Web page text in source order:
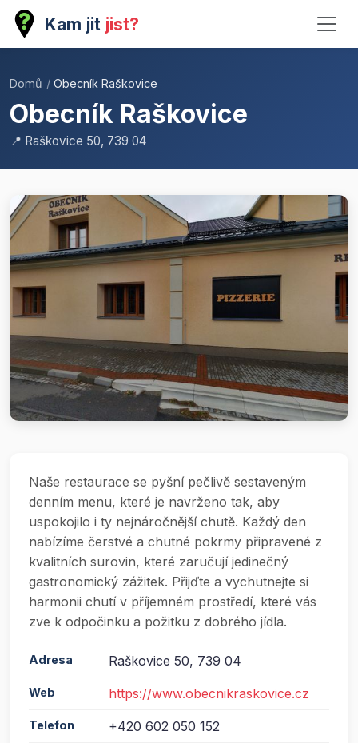
Kam jit jist?
Domů / Obecník Raškovice
Obecník Raškovice
📍 Raškovice 50, 739 04
Naše restaurace se pyšní pečlivě sestaveným
denním menu, které je navrženo tak, aby
uspokojilo i ty nejnáročnější chutě. Každý den
nabízíme čerstvé a chutné pokrmy připravené z
kvalitních surovin, které zaručují jedinečný
gastronomický zážitek. Přijďte a vychutnejte si
harmonii chutí v příjemném prostředí, které vás
zve k odpočinku a požitku z dobrého jídla.
Adresa Raškovice 50, 739 04
Web https://www.obecnikraskovice.cz
Telefon +420 602 050 152